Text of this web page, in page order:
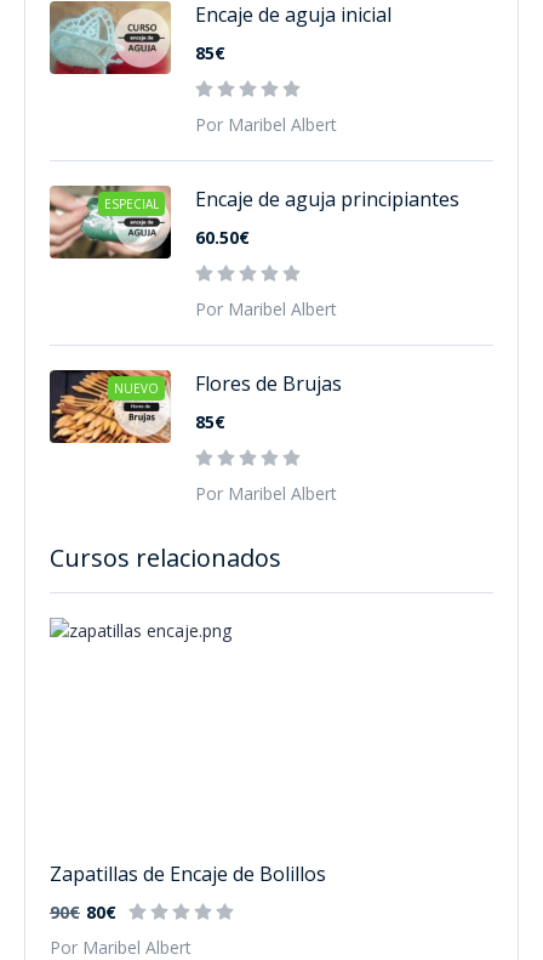
Cursos relacionados
Zapatillas de Encaje de Bolillos
90€ 80€
Por Maribel Albert
Encaje de aguja inicial
85€
Por Maribel Albert
ESPECIAL Encaje de aguja principiantes
60.50€
Por Maribel Albert
NUEVO Flores de Brujas
85€
Por Maribel Albert